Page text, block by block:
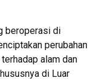
beroperasi di
perubahan
alam dan
di Luar